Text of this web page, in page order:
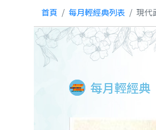
首頁 每月輕經典列表 現代
每月輕經典